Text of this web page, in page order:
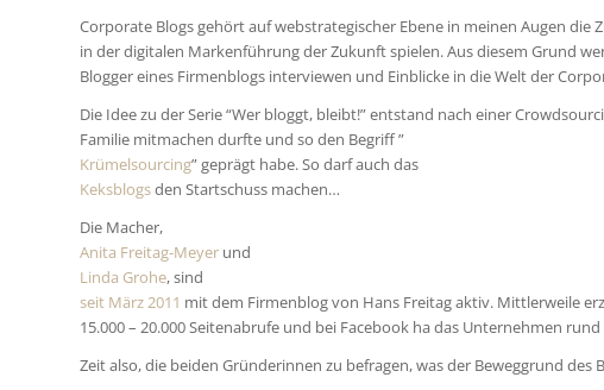
Corporate Blogs gehört auf webstrategischer Ebene in meinen Augen die
in der digitalen Markenführung der Zukunft spielen. Aus diesem Grund
Blogger eines Firmenblogs interviewen und Einblicke in die Welt der
Die Idee zu der Serie “Wer bloggt, bleibt!” entstand nach einer
Familie mitmachen durfte und so den Begriff ”
Krümelsourcing” geprägt habe. So darf auch das
Keksblogsden Startschuss machen…
Die Macher,
Anita Freitag-Meyer und
Linda Grohe, sind
seit März 2011 mit dem Firmenblog von Hans Freitag aktiv. Mittlerweile
15.000 – 20.000 Seitenabrufe und bei Facebook ha das Unternehmen rund
Zeit also, die beiden Gründerinnen zu befragen, was der Beweggrund